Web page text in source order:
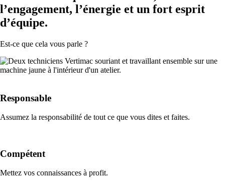
l’engagement, l’énergie et un fort esprit
d’équipe.
Est-ce que cela vous parle ?
Responsable
Assumez la responsabilité de tout ce que vous dites et faites.
Compétent
Mettez vos connaissances à profit.